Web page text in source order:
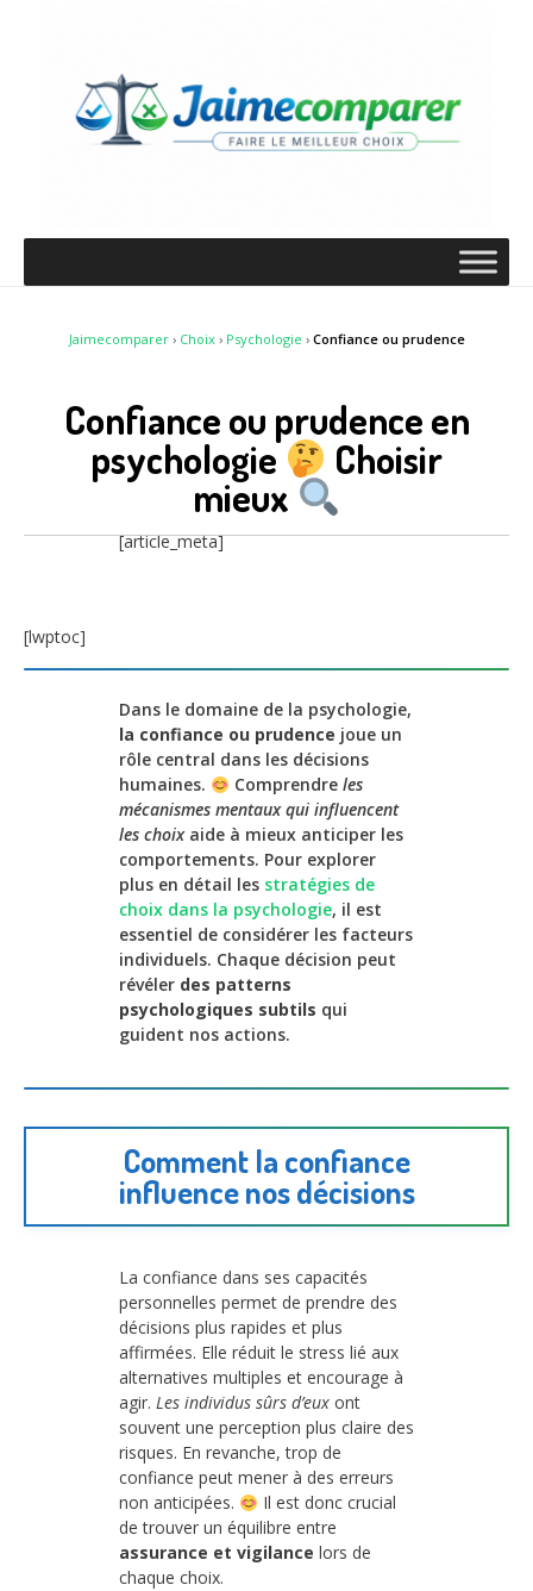
Jaimecomparer› Choix› Psychologie › Confiance ou prudence
Confiance ou prudence en
psychologie
Choisir
mieux
[article_meta]
[lwptoc]
Dans le domaine de la psychologie,
la confiance ou prudence joue un
rôle central dans les décisions
humaines.
Comprendre les
mécanismes mentaux qui influencent
les choixaide à mieux anticiper les
comportements. Pour explorer
plus en détail les stratégies de
choix dans la psychologie, il est
essentiel de considérer les facteurs
individuels. Chaque décision peut
révéler des patterns
psychologiques subtils qui
guident nos actions.
Comment la confiance
influence nos décisions
La confiance dans ses capacités
personnelles permet de prendre des
décisions plus rapides et plus
affirmées. Elle réduit le stress lié aux
alternatives multiples et encourage à
agir. Les individus sûrs d’eux ont
souvent une perception plus claire des
risques. En revanche, trop de
confiance peut mener à des erreurs
non anticipées.
Il est donc crucial
de trouver un équilibre entre
assurance et vigilance lors de
chaque choix.